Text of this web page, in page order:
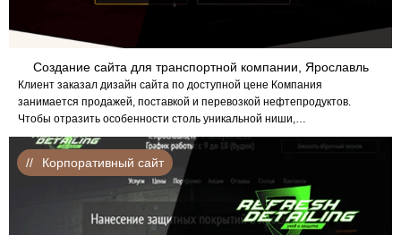
Создание сайта для транспортной компании, Ярославль
Клиент заказал дизайн сайта по доступной цене Компания
занимается продажей, поставкой и перевозкой нефтепродуктов.
Чтобы отразить особенности столь уникальной ниши,…
Корпоративный сайт